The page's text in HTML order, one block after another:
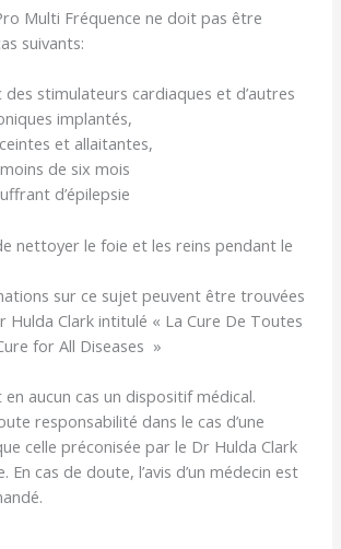
Multi Fréquence ne doit pas être
suivants:
des stimulateurs cardiaques et d’autres
implantés,
et allaitantes,
de six mois
d’épilepsie
nettoyer le foie et les reins pendant le
sur ce sujet peuvent être trouvées
Hulda Clark intitulé « La Cure De Toutes
for All Diseases »
en aucun cas un dispositif médical.
responsabilité dans le cas d’une
celle préconisée par le Dr Hulda Clark
En cas de doute, l’avis d’un médecin est